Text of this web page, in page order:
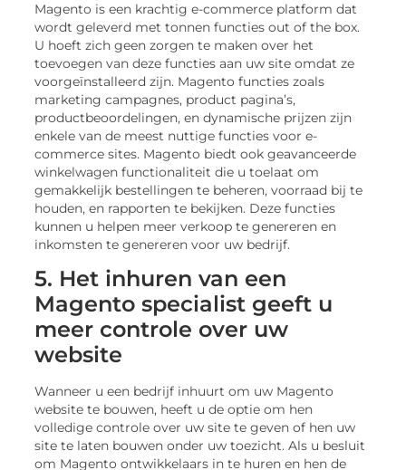
Magento is een krachtig e-commerce platform dat
wordt geleverd met tonnen functies out of the box.
U hoeft zich geen zorgen te maken over het
toevoegen van deze functies aan uw site omdat ze
voorgeïnstalleerd zijn. Magento functies zoals
marketing campagnes, product pagina’s,
productbeoordelingen, en dynamische prijzen zijn
enkele van de meest nuttige functies voor e-
commerce sites. Magento biedt ook geavanceerde
winkelwagen functionaliteit die u toelaat om
gemakkelijk bestellingen te beheren, voorraad bij te
houden, en rapporten te bekijken. Deze functies
kunnen u helpen meer verkoop te genereren en
inkomsten te genereren voor uw bedrijf.
5. Het inhuren van een
Magento specialist geeft u
meer controle over uw
website
Wanneer u een bedrijf inhuurt om uw Magento
website te bouwen, heeft u de optie om hen
volledige controle over uw site te geven of hen uw
site te laten bouwen onder uw toezicht. Als u besluit
om Magento ontwikkelaars in te huren en hen de